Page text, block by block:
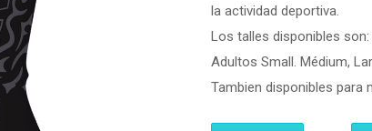
la actividad deportiva.
Los talles disponibles
Adultos Small. Médium,
Tambien disponibles para